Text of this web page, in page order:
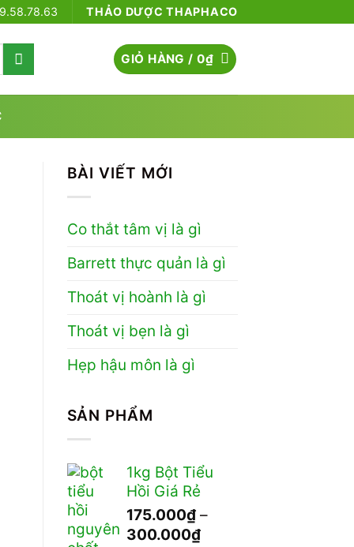
THẢO DƯỢC THAPHACO
GIỎ HÀNG /0₫
BÀI VIẾT MỚI
Co thắt tâm vị là gì
Barrett thực quản là gì
Thoát vị hoành là gì
Thoát vị bẹn là gì
Hẹp hậu môn là gì
SẢN PHẨM
1kg Bột Tiểu
Hồi Giá Rẻ
175.000₫ –
300.000₫Khoảng